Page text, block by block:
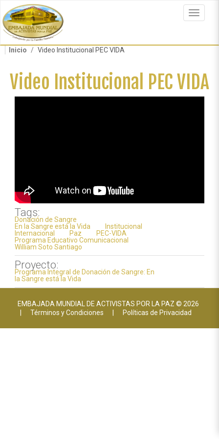
al
contenido
principal
Toggle
Inicio Video Institucional PEC VIDA
Video Institucional PEC VIDA
Tags:
Donación de Sangre
En la Sangre está la Vida
Institucional
Internacional
Paz
PEC-VIDA
Programa Educativo Comunicacional
William Soto Santiago
Proyecto:
Programa Integral de Donación de Sangre: En
la Sangre está la Vida
EMBAJADA MUNDIAL DE ACTIVISTAS POR LA PAZ © 2026
Términos y Condiciones Políticas de Privacidad